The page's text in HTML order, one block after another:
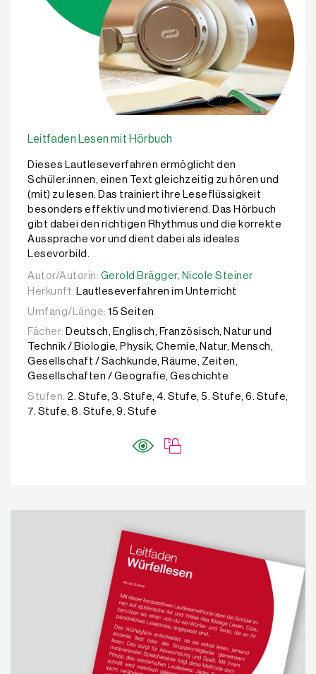
Leitfaden Lesen mit Hörbuch
Dieses Lautleseverfahren ermöglicht den
Schüler:innen, einen Text gleichzeitig zu hören und
(mit) zu lesen. Das trainiert ihre Leseflüssigkeit
besonders effektiv und motivierend. Das Hörbuch
gibt dabei den richtigen Rhythmus und die korrekte
Aussprache vor und dient dabei als ideales
Lesevorbild.
Autor/Autorin: Gerold Brägger, Nicole Steiner
Autor/Autorin: Gerold Brägger, Nicole Steiner
Herkunft: Lautleseverfahren im Unterricht
Umfang/Länge: 15 Seiten
Fächer: Deutsch, Englisch, Französisch, Natur und
Technik / Biologie, Physik, Chemie, Natur, Mensch,
Gesellschaft / Sachkunde, Räume, Zeiten,
Gesellschaften / Geografie, Geschichte
Stufen: 2. Stufe, 3. Stufe, 4. Stufe, 5. Stufe, 6. Stufe,
7. Stufe, 8. Stufe, 9. Stufe